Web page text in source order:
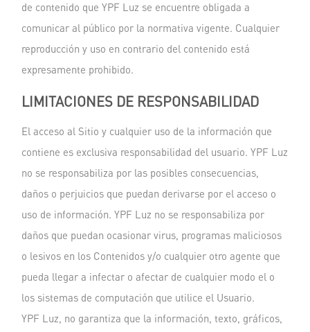
de contenido que YPF Luz se encuentre obligada a
comunicar al público por la normativa vigente. Cualquier
reproducción y uso en contrario del contenido está
expresamente prohibido.
LIMITACIONES DE RESPONSABILIDAD
El acceso al Sitio y cualquier uso de la información que
contiene es exclusiva responsabilidad del usuario. YPF Luz
no se responsabiliza por las posibles consecuencias,
daños o perjuicios que puedan derivarse por el acceso o
uso de información. YPF Luz no se responsabiliza por
daños que puedan ocasionar virus, programas maliciosos
o lesivos en los Contenidos y/o cualquier otro agente que
pueda llegar a infectar o afectar de cualquier modo el o
los sistemas de computación que utilice el Usuario.
YPF Luz, no garantiza que la información, texto, gráficos,